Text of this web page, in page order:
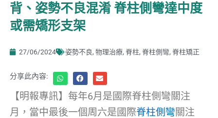
背、姿勢不良混淆 脊柱側彎達中度
或需矯形支架
27/06/2024 姿勢不良, 物理治療, 脊柱, 脊柱側彎, 脊柱矯正
分享此內容:
【明報專訊】每年6月是國際脊柱側彎關注
月，當中最後一個周六是國際脊柱側彎關注